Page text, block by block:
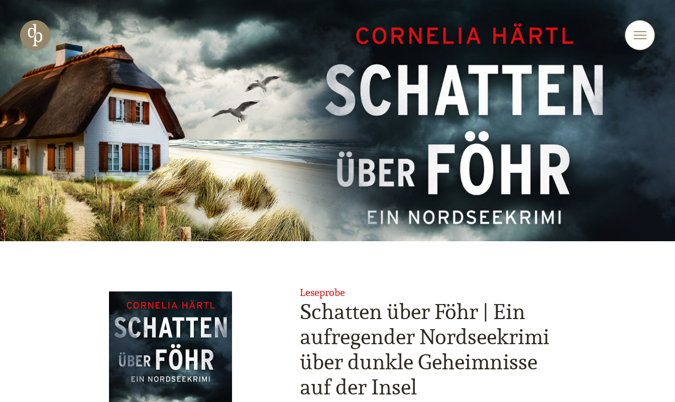
Zum Haupt-Inhalt springen
Zur Navigation springen
Zur Website-Suche springen
Leseprobe
Schatten über Föhr | Ein
aufregender Nordseekrimi
über dunkle Geheimnisse
auf der Insel